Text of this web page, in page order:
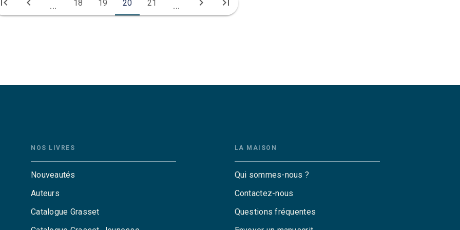
first_page chevron_left ... 18 19 20 21 ... chevron_right last_page
NOS LIVRES
Nouveautés
Auteurs
Catalogue Grasset
LA MAISON
Qui sommes-nous ?
Contactez-nous
Questions fréquentes